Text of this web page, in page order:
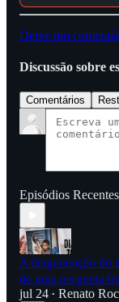
Deixe um
Discussão sobre
Comentários
Episódios Recentes
A diagramação do
de uma pergunta
jul 24 • Renato